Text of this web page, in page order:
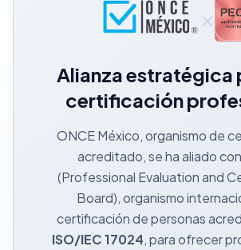
×
Alianza estratégica
certificación
ONCE México, organismo de
acreditado, se ha aliado con
(Professional Evaluation and
Board), organismo
certificación de personas
ISO/IEC 17024, para ofrecer